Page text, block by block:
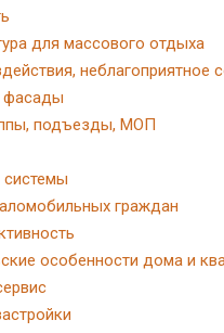
для массового отдыха
неблагоприятное
фасады
подъезды, МОП
граждан
особенности дома и